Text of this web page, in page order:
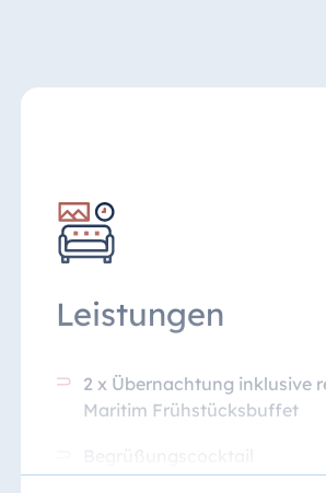
Leistungen
2 x Übernachtung inklusive
Maritim Frühstücksbuffet